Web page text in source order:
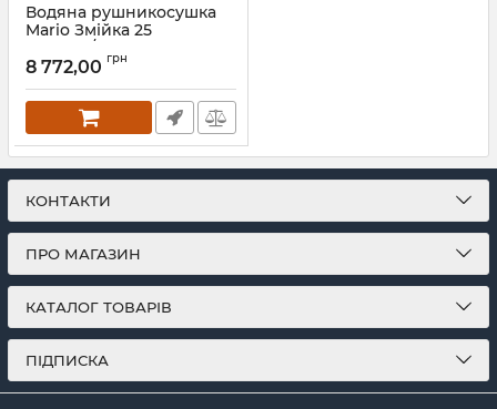
Водяна рушникосушка
Mario Змійка 25
525х500/500 золото
Артикул:1.1.2509.04.P-G
8 772,00 грн
КОНТАКТИ
ПРО МАГАЗИН
КАТАЛОГ ТОВАРІВ
ПІДПИСКА